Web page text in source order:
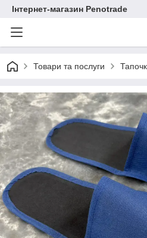
Інтернет-магазин Penotrade
Товари та послуги